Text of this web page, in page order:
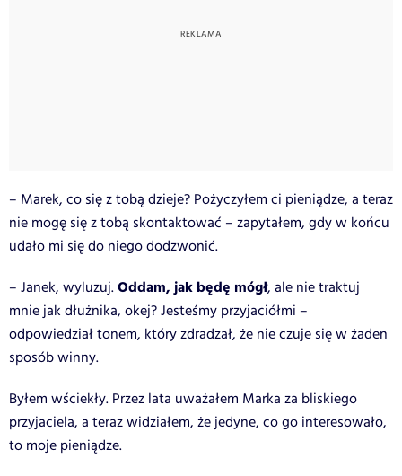
– Marek, co się z tobą dzieje? Pożyczyłem ci pieniądze, a teraz
nie mogę się z tobą skontaktować – zapytałem, gdy w końcu
udało mi się do niego dodzwonić.
– Janek, wyluzuj.Oddam, jak będę mógł, ale nie traktuj
mnie jak dłużnika, okej? Jesteśmy przyjaciółmi –
odpowiedział tonem, który zdradzał, że nie czuje się w żaden
sposób winny.
Byłem wściekły. Przez lata uważałem Marka za bliskiego
przyjaciela, a teraz widziałem, że jedyne, co go interesowało,
to moje pieniądze.